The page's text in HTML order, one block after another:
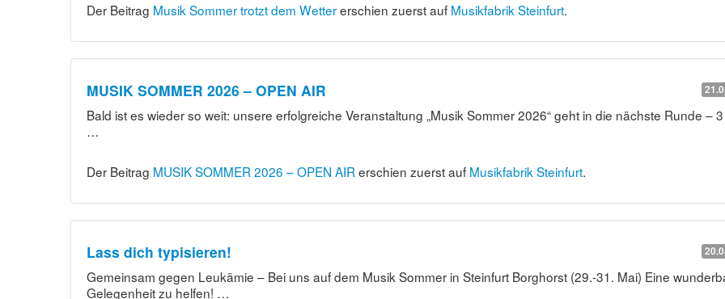
Der Beitrag Musik Sommer trotzt dem Wettererschien zuerst auf Musikfabrik Steinfurt.
MUSIK SOMMER 2026 – OPEN AIR
Bald ist es wieder so weit: unsere erfolgreiche Veranstaltung „Musik Sommer 2026“ geht in die nächste Runde –
…
Der Beitrag MUSIK SOMMER 2026 – OPEN AIR erschien zuerst auf Musikfabrik Steinfurt.
Lass dich typisieren!
Gemeinsam gegen Leukämie – Bei uns auf dem Musik Sommer in Steinfurt Borghorst (29.-31. Mai) Eine
Gelegenheit zu helfen! …